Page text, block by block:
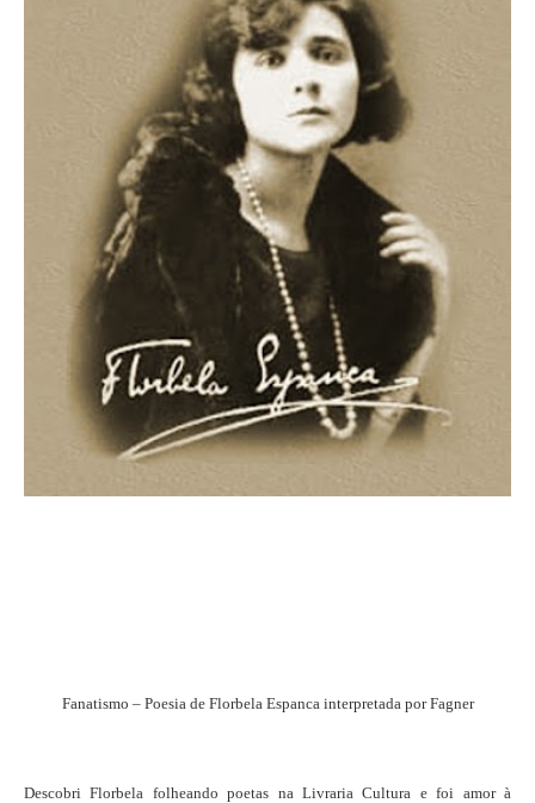
Fanatismo – Poesia de Florbela Espanca interpretada por Fagner
Descobri Florbela folheando poetas na Livraria Cultura e foi amor à